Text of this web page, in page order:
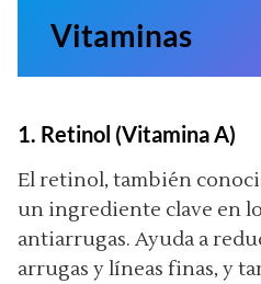
Vitaminas
1. Retinol (Vitamina A)
El retinol, también
un ingrediente clave en
antiarrugas. Ayuda a
arrugas y líneas finas, y